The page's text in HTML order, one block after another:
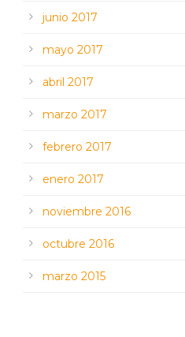
junio 2017
mayo 2017
abril 2017
marzo 2017
febrero 2017
enero 2017
noviembre 2016
octubre 2016
marzo 2015